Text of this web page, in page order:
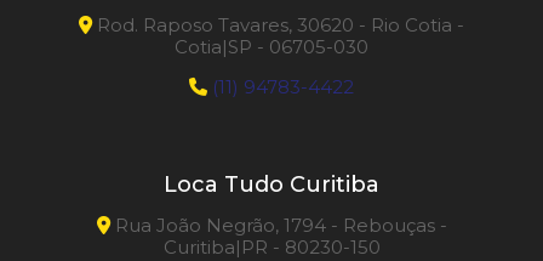
Rod. Raposo Tavares, 30620 - Rio Cotia -
Cotia|SP - 06705-030
(11) 94783-4422
Loca Tudo Curitiba
Rua João Negrão, 1794 - Rebouças -
Curitiba|PR - 80230-150